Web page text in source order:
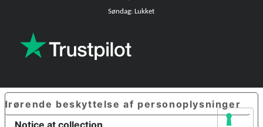
Søndag: Lukket
beskyttelse af personoplysninger